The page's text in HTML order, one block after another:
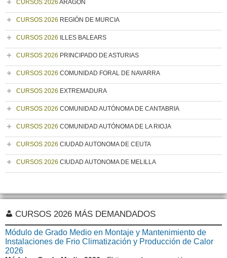
CURSOS 2026 ARAGÓN
CURSOS 2026 REGIÓN DE MURCIA
CURSOS 2026 ILLES BALEARS
CURSOS 2026 PRINCIPADO DE ASTURIAS
CURSOS 2026 COMUNIDAD FORAL DE NAVARRA
CURSOS 2026 EXTREMADURA
CURSOS 2026 COMUNIDAD AUTÓNOMA DE CANTABRIA
CURSOS 2026 COMUNIDAD AUTÓNOMA DE LA RIOJA
CURSOS 2026 CIUDAD AUTONOMA DE CEUTA
CURSOS 2026 CIUDAD AUTONOMA DE MELILLA
CURSOS 2026 MÁS DEMANDADOS
Módulo de Grado Medio en Montaje y Mantenimiento de
Instalaciones de Frio Climatización y Producción de Calor
2026